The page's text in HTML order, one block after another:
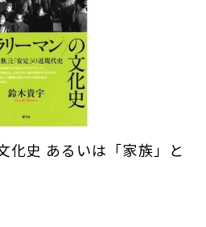
化史 あるいは「家族」と